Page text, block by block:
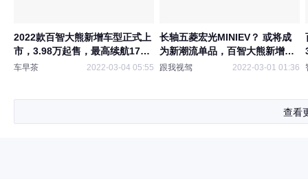
2022款百智大熊新增车型正式上
市，3.98万起售，最高续航175
公里
车早茶 2022-03-04 05:55
长轴五菱宏光MINIEV？ 或将成
为新潮流单品，百智大熊新增车
型上市
跟我视驾 2022-03-01 01:36
查看